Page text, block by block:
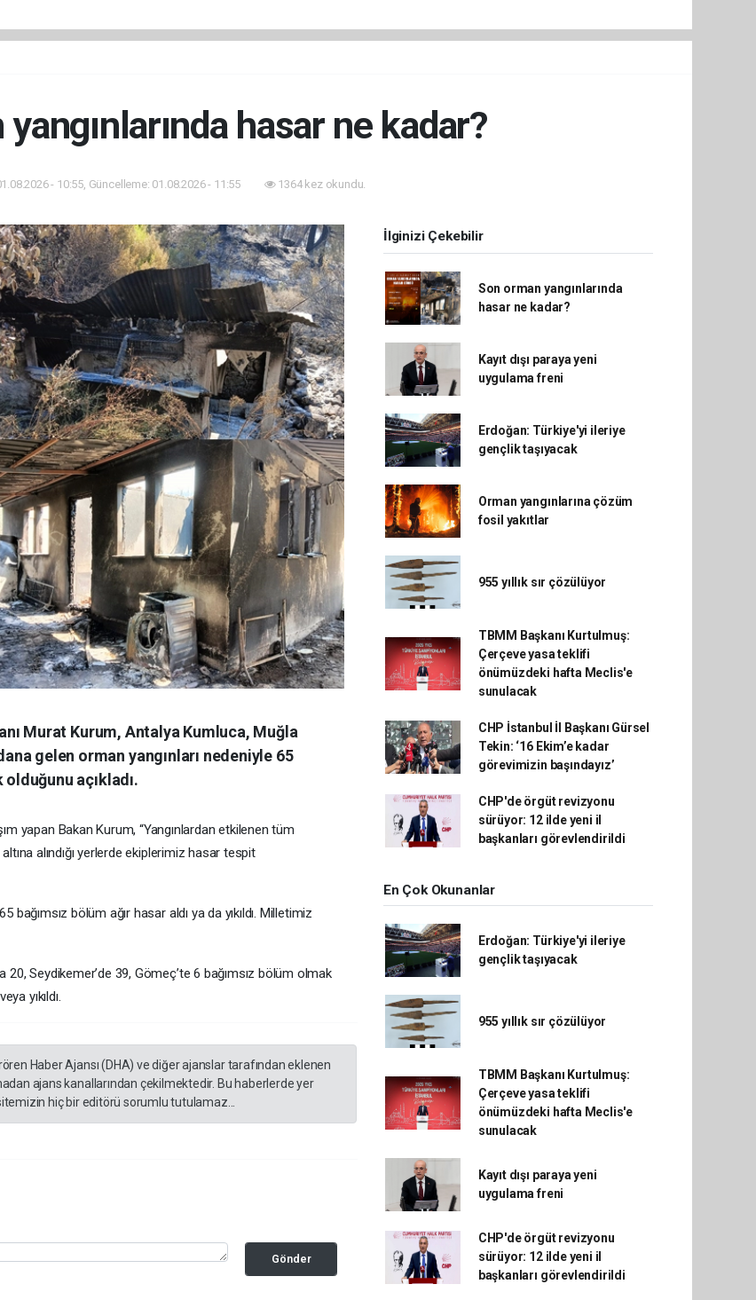
hasar ne kadar?
- 10:55, Güncelleme: 01.08.2026 - 11:55 1364 kez okundu.
Murat Kurum, Antalya Kumluca, Muğla
gelen orman yangınları nedeniyle 65
olduğunu açıkladı.
yapan Bakan Kurum, “Yangınlardan etkilenen tüm
alındığı yerlerde ekiplerimiz hasar tespit
bağımsız bölüm ağır hasar aldı ya da yıkıldı. Milletimiz
20, Seydikemer’de 39, Gömeç’te 6 bağımsız bölüm olmak
yıkıldı.
Haber Ajansı (DHA) ve diğer ajanslar tarafından eklenen
ajans kanallarından çekilmektedir. Bu haberlerde yer
hiç bir editörü sorumlu tutulamaz...
Gönder
İlginizi Çekebilir
Son orman yangınlarında
hasar ne kadar?
Kayıt dışı paraya yeni
uygulama freni
Erdoğan: Türkiye'yi ileriye
gençlik taşıyacak
Orman yangınlarına çözüm
fosil yakıtlar
955 yıllık sır çözülüyor
TBMM Başkanı Kurtulmuş:
Çerçeve yasa teklifi
önümüzdeki hafta Meclis'e
sunulacak
CHP İstanbul İl Başkanı Gürsel
Tekin: ‘16 Ekim’e kadar
görevimizin başındayız’
CHP'de örgüt revizyonu
sürüyor: 12 ilde yeni il
başkanları görevlendirildi
En Çok Okunanlar
Erdoğan: Türkiye'yi ileriye
gençlik taşıyacak
955 yıllık sır çözülüyor
TBMM Başkanı Kurtulmuş:
Çerçeve yasa teklifi
önümüzdeki hafta Meclis'e
sunulacak
Kayıt dışı paraya yeni
uygulama freni
CHP'de örgüt revizyonu
sürüyor: 12 ilde yeni il
başkanları görevlendirildi